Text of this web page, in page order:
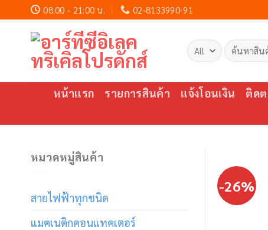
content
08:00 - 21:00 น. 02-8133990-91
ค้นหา:
หน้าแรก รายการสินค้า แจ้งโอนเงิน ติด
หมวดหมู่สินค้า
สายไฟฟ้าทุกชนิด
แมคเนติกคอนแทคเตอร์
-26%